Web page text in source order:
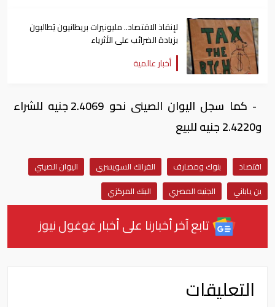
لإنقاذ الاقتصاد.. مليونيرات بريطانيون يُطالبون
بزيادة الضرائب على الأثرياء
أخبار عالمية
- كما سجل اليوان الصينى نحو 2.4069 جنيه للشراء
و2.4220 جنيه للبيع
اقتصاد بنوك ومصارف الفرانك السويسري
اليوان الصيني
ين ياباني
الجنيه المصري البنك المركزي
تابع آخر أخبارنا على أخبار غوغول نيوز
التعليقات